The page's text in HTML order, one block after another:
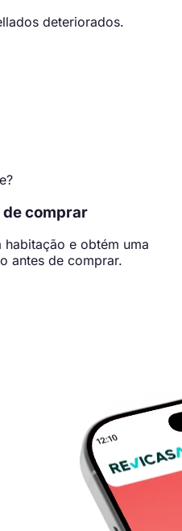
deteriorados.
de comprar
e obtém uma
antes de comprar.